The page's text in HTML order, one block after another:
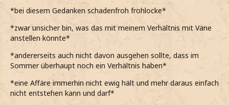
*bei diesem Gedanken schadenfroh frohlocke*
*zwar unsicher bin, was das mit meinem Verhältnis mit Vane
anstellen könnte*
*andererseits auch nicht davon ausgehen sollte, dass im
Sommer überhaupt noch ein Verhältnis haben*
*eine Affäre immerhin nicht ewig hält und mehr daraus einfach
nicht entstehen kann und darf*